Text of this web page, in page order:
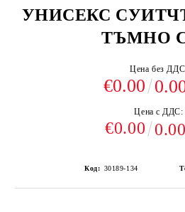
УНИСЕКС
ТЪМНО
Цена без
€0.00
Цена с ДДС:
€0.00
Код: 30189-134